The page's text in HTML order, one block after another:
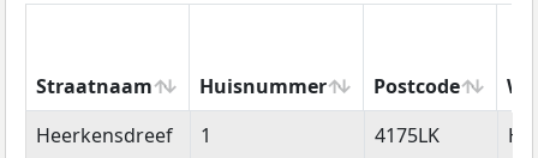
Straatnaam Huisnummer Postcode
Straatnaam
Huisnummer Postcode
Heerkensdreef 1 4175LK